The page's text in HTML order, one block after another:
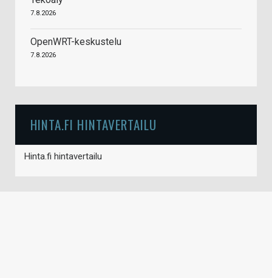
7.8.2026
OpenWRT-keskustelu
7.8.2026
HINTA.FI HINTAVERTAILU
Hinta.fi hintavertailu